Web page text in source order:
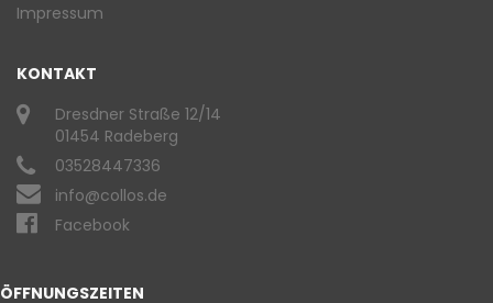
Impressum
KONTAKT
Dresdner Straße 12/14
01454 Radeberg
03528447336
info@collos.de
Facebook
ÖFFNUNGSZEITEN